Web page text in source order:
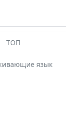
ТОП
язык